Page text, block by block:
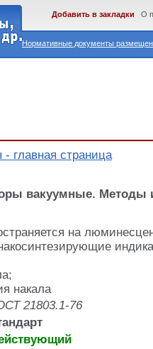
Нормативные документы
Добавить в закладки О
- главная страница
вакуумные. Методы
на
накала
21803.1-76